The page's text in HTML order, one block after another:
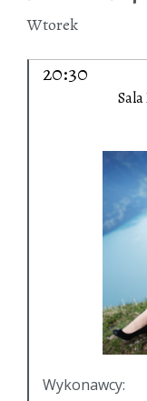
Wtorek
20:30
Wykonawcy: